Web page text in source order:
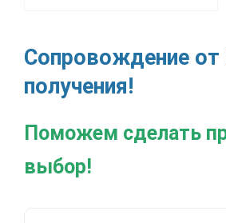
Сопровождение от
получения!
Поможем сделать
выбор!